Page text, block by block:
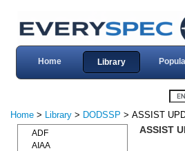
Home Library
Home > Library > DODSSP > ASSIST
ASSIST
ADF
AIAA